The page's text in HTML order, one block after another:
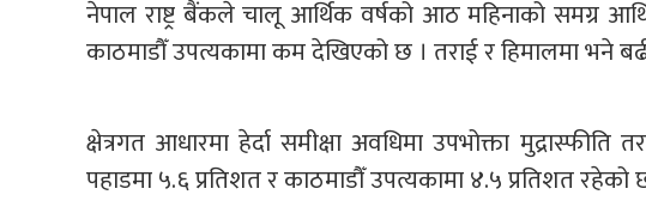
नेपाल राष्ट्र बैंकले चालू आर्थिक वर्षको आठ महिनाको समग्र
काठमाडौँ उपत्यकामा कम देखिएको छ । तराई र हिमालमा भने
क्षेत्रगत आधारमा हेर्दा समीक्षा अवधिमा उपभोक्ता मुद्रास्फीति
पहाडमा ५.६ प्रतिशत र काठमाडौँ उपत्यकामा ४.५ प्रतिशत रहेको